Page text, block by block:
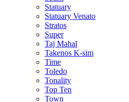
Statuary
Statuary Venato
Stratos
Super
Taj Mahal
Takenos K-sim
Time
Toledo
Tonality
Top Ten
Town